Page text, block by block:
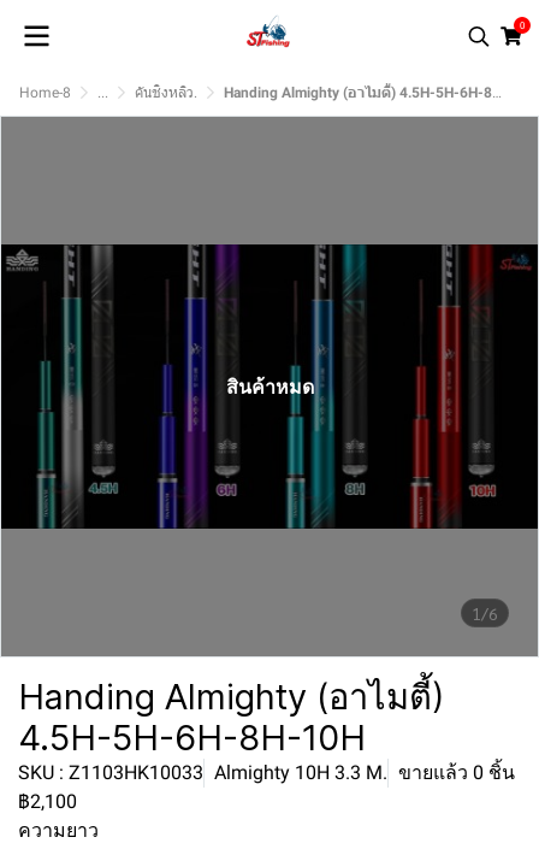
0
Home-8 ... คันชิงหลิว. Handing Almighty (อาไมตี้) 4.5H-5H-6H-8H-10H
1/6
สินค้าหมด
Handing Almighty (อาไมตี้)
4.5H-5H-6H-8H-10H
SKU : Z1103HK10033 Almighty 10H 3.3 M. ขายแล้ว 0 ชิ้น
฿2,100
ความยาว